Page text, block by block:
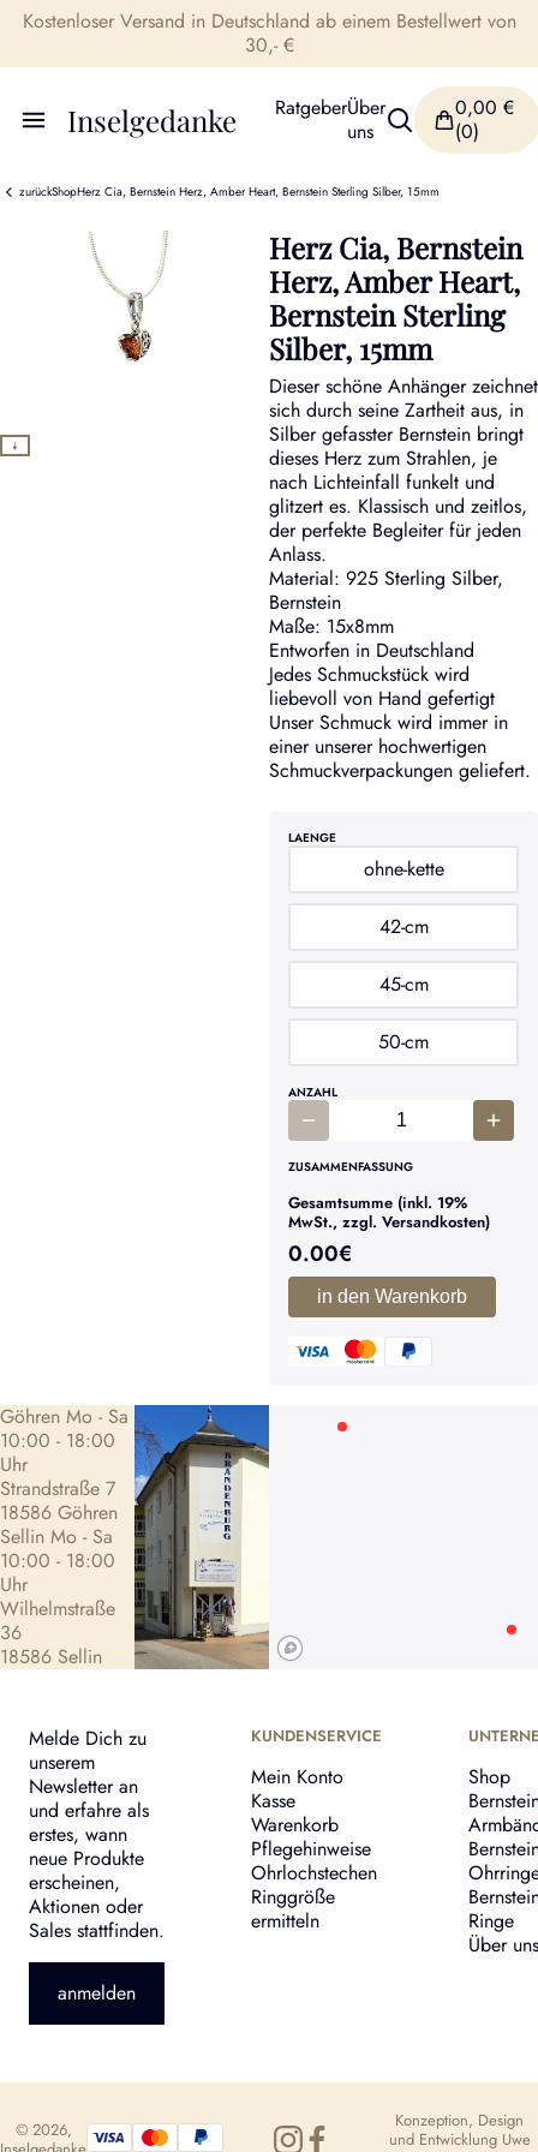
Kostenloser Versand in Deutschland ab einem Bestellwert von
30,- €
Inselgedanke RatgeberÜber
uns
0,00 €
(0)
zurückShopHerz Cia, Bernstein Herz, Amber Heart, Bernstein Sterling Silber, 15mm
Herz Cia, Bernstein
Herz, Amber Heart,
Bernstein Sterling
Silber, 15mm
Dieser schöne Anhänger zeichnet
sich durch seine Zartheit aus, in
Silber gefasster Bernstein bringt
dieses Herz zum Strahlen, je
nach Lichteinfall funkelt und
glitzert es. Klassisch und zeitlos,
der perfekte Begleiter für jeden
Anlass.
Material: 925 Sterling Silber,
Bernstein
Maße: 15x8mm
Entworfen in Deutschland
Jedes Schmuckstück wird
liebevoll von Hand gefertigt
Unser Schmuck wird immer in
einer unserer hochwertigen
Schmuckverpackungen geliefert.
LAENGE
ohne-kette
42-cm
45-cm
50-cm
ANZAHL
ZUSAMMENFASSUNG
Gesamtsumme (inkl. 19%
MwSt., zzgl. Versandkosten)
0.00€
in den Warenkorb
Göhren Mo - Sa
10:00 - 18:00
Uhr
Strandstraße 7
18586 Göhren
Sellin Mo - Sa
10:00 - 18:00
Uhr
Wilhelmstraße
36
18586 Sellin
Melde Dich zu
unserem
Newsletter an
und erfahre als
erstes, wann
neue Produkte
erscheinen,
Aktionen oder
Sales stattfinden.
anmelden
KUNDENSERVICE
Mein Konto
Kasse
Warenkorb
Pflegehinweise
Ohrlochstechen
Ringgröße
ermitteln
Shop
Ringe
Über uns
© 2026,
Konzeption, Design
und Entwicklung Uwe